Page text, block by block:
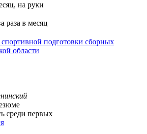
на руки
раза в месяц
подготовки сборных
области
среди первых